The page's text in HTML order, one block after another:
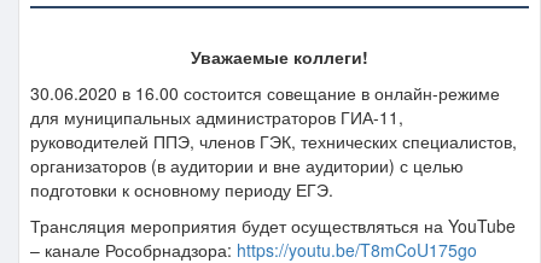
Уважаемые коллеги!
30.06.2020 в 16.00 состоится совещание в онлайн-режиме
для муниципальных администраторов ГИА-11,
руководителей ППЭ, членов ГЭК, технических специалистов,
организаторов (в аудитории и вне аудитории) с целью
подготовки к основному периоду ЕГЭ.
Трансляция мероприятия будет осуществляться на YouTube
– канале Рособрнадзора: https://youtu.be/T8mCoU175go